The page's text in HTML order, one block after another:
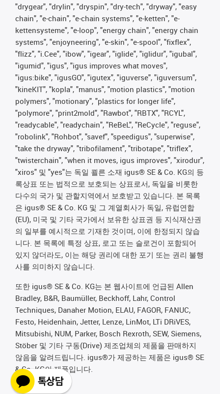
"drygear", "drylin", "dryspin", "dry-tech", "dryway", "easy
chain", "e-chain", "e-chain systems", "e-ketten", "e-
kettensysteme", "e-loop", "energy chain", "energy chain
systems", "enjoyneering", "e-skin", "e-spool", "fixflex",
"flizz", "i.Cee", "ibow", "igear", "iglide", "iglidur", "igubal",
"igumid", "igus", "igus improves what moves",
"igus:bike", "igusGO", "igutex", "iguverse", "iguversum",
"kineKIT", "kopla", "manus", "motion plastics", "motion
polymers", "motionary", "plastics for longer life",
"polymore", "print2mold", "Rawbot", "RBTX", "RCYL",
"readycable", "readychain", "ReBeL", "ReCycle", "reguse",
"robolink", "Rohbot", "savef", "speedigus", "superwise",
"take the dryway", "tribofilament", "tribotape", "triflex",
"twisterchain", "when it moves, igus improves", "xirodur",
"xiros" 및 "yes"는 독일 쾰른 소재 igus® SE & Co. KG의 등
록상표 또는 법적으로 보호되는 상표로서, 독일을 비롯한
다수의 국가 및 관할지역에서 보호받고 있습니다. 본 목록
은 igus® SE & Co. KG 및 그 계열회사가 독일, 유럽연합
(EU), 미국 및 기타 국가에서 보유한 상표권 등 지식재산권
의 일부를 예시적으로 기재한 것이며, 이에 한정되지 않습
니다. 본 목록에 특정 상표, 로고 또는 슬로건이 포함되어
있지 않더라도, 이는 해당 권리에 대한 포기 또는 권리 불행
사를 의미하지 않습니다.
또한 igus® SE & Co. KG는 본 웹사이트에 언급된 Allen
Bradley, B&R, Baumüller, Beckhoff, Lahr, Control
Techniques, Danaher Motion, ELAU, FAGOR, FANUC,
Festo, Heidenhain, Jetter, Lenze, LinMot, LTi DRiVES,
Mitsubishi, NUM, Parker, Bosch Rexroth, SEW, Siemens,
Stöber 및 기타 구동(Drive) 제조업체의 제품을 판매하지
않음을 알려드립니다. igus®가 제공하는 제품은 igus® SE
& Co. KG의 제품입니다.